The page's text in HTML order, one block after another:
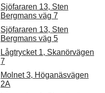
Sjöfararen 13, Sten
Bergmans väg 7
Sjöfararen 13, Sten
Bergmans väg 5
Lågtrycket 1, Skanörvägen
7
Molnet 3, Höganäsvägen
2A